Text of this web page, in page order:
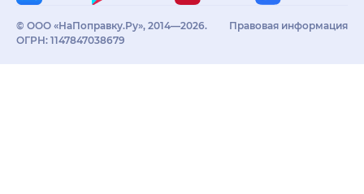
© ООО «НаПоправку.Ру», 2014—2026.
ОГРН: 1147847038679
Правовая информация